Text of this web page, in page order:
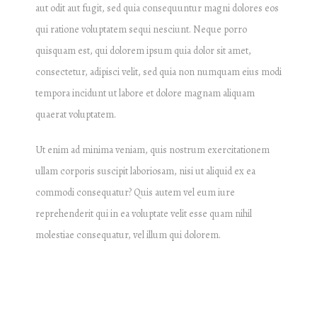
aut odit aut fugit, sed quia consequuntur magni dolores eos
qui ratione voluptatem sequi nesciunt. Neque porro
quisquam est, qui dolorem ipsum quia dolor sit amet,
consectetur, adipisci velit, sed quia non numquam eius modi
tempora incidunt ut labore et dolore magnam aliquam
quaerat voluptatem.
Ut enim ad minima veniam, quis nostrum exercitationem
ullam corporis suscipit laboriosam, nisi ut aliquid ex ea
commodi consequatur? Quis autem vel eum iure
reprehenderit qui in ea voluptate velit esse quam nihil
molestiae consequatur, vel illum qui dolorem.